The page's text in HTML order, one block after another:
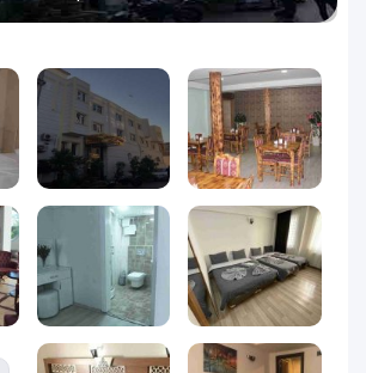
گوکچن استانبول و نسبتاً نزدیک به ایستگاه